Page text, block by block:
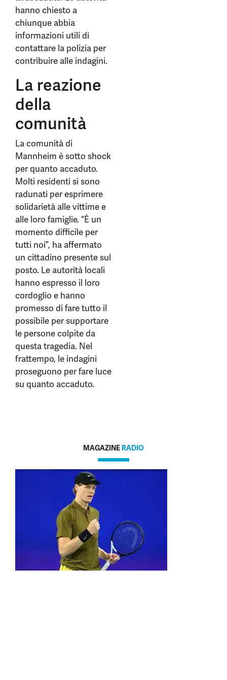
hanno chiesto a
chiunque abbia
informazioni utili di
contattare la polizia per
contribuire alle indagini.
La reazione
della
comunità
La comunità di
Mannheim è sotto shock
per quanto accaduto.
Molti residenti si sono
radunati per esprimere
solidarietà alle vittime e
alle loro famiglie. “È un
momento difficile per
tutti noi”, ha affermato
un cittadino presente sul
posto. Le autorità locali
hanno espresso il loro
cordoglio e hanno
promesso di fare tutto il
possibile per supportare
le persone colpite da
questa tragedia. Nel
frattempo, le indagini
proseguono per fare luce
su quanto accaduto.
MAGAZINE RADIO